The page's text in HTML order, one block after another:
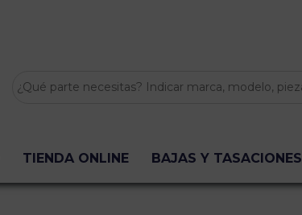
TIENDA ONLINE BAJAS Y TASACIONES